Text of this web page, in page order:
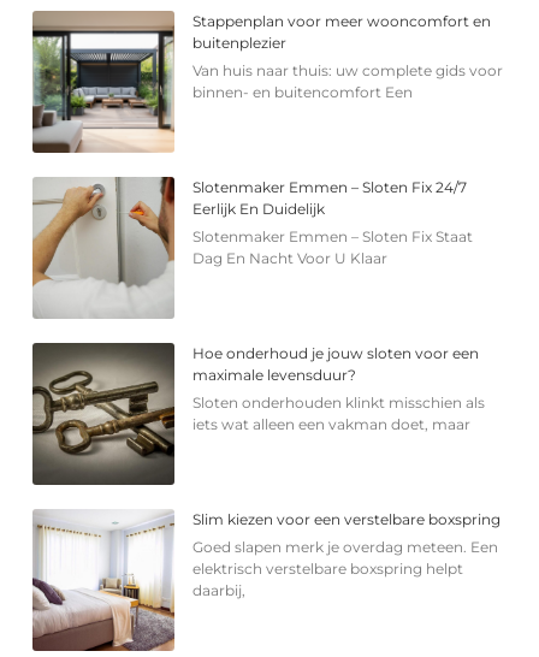
Stappenplan voor meer wooncomfort en
buitenplezier
Van huis naar thuis: uw complete gids voor
binnen- en buitencomfort Een
Slotenmaker Emmen – Sloten Fix 24/7
Eerlijk En Duidelijk
Slotenmaker Emmen – Sloten Fix Staat
Dag En Nacht Voor U Klaar
Hoe onderhoud je jouw sloten voor een
maximale levensduur?
Sloten onderhouden klinkt misschien als
iets wat alleen een vakman doet, maar
Slim kiezen voor een verstelbare boxspring
Goed slapen merk je overdag meteen. Een
elektrisch verstelbare boxspring helpt
daarbij,